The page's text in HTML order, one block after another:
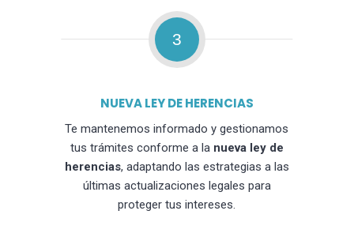
3
NUEVA LEY DE HERENCIAS
Te mantenemos informado y gestionamos
tus trámites conforme a la nueva ley de
herencias, adaptando las estrategias a las
últimas actualizaciones legales para
proteger tus intereses.